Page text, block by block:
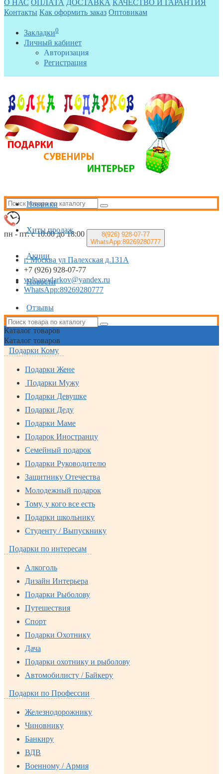
О НАС ОПЛАТА ДОСТАВКА КАЧЕСТВО И ГАРАНТИЯ
Контакты Как оформить заказ Оптовикам
Закладки0
Личный кабинет
Авторизация
Регистрация
пн - пт: с 10:00 до 18:00 8(926) 928-07-77
WhatsApp:89269280777
г. Москва ул Палехская д.131А
+7 (926) 928-07-77
volnapodarkov@yandex.ru
WhatsApp:89269280777
Новинки
Хиты продаж
Акции
Новости
Отзывы
Каталог товаров
Каталог товаров
Подарки Кому
Подарки Жене
Подарки Мужу
Подарки Девушке
Подарки Деду
Подарки Маме
Подарок Иностранцу
Семейный подарок
Подарки Руководителю
Защитнику Отечества
Молодежный подарок
Тому, у кого все есть
Подарки школьнику
Студенту / Выпускнику
Подарки по интересам
Алкоголь
Дизайн Интерьера
Подарки Рыболову
Путешествия
Спорт
Подарки Охотнику
Дача
Подарки охотнику и рыболову
Автомобилисту / Байкеру
Подарки по Профессии
Железнодорожнику
Чиновнику
Банкиру
ВДВ
Военному / Армия